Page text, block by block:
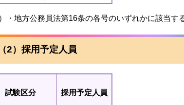
）・地方公務員法第16条の各号のいずれかに該当す
（2）採用予定人員
試験区分 採用予定人員